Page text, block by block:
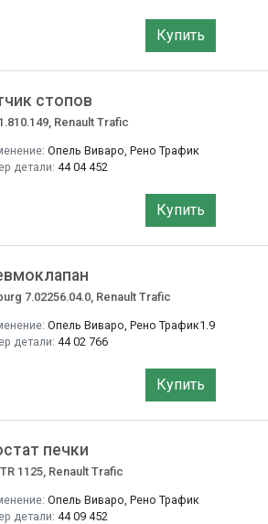
Купить
стопов
Renault Trafic
Опель Виваро, Рено Трафик
детали: 44 04 452
Купить
7.02256.04.0, Renault Trafic
Опель Виваро, Рено Трафик1.9
детали: 44 02 766
Купить
печки
1125, Renault Trafic
Опель Виваро, Рено Трафик
детали: 44 09 452